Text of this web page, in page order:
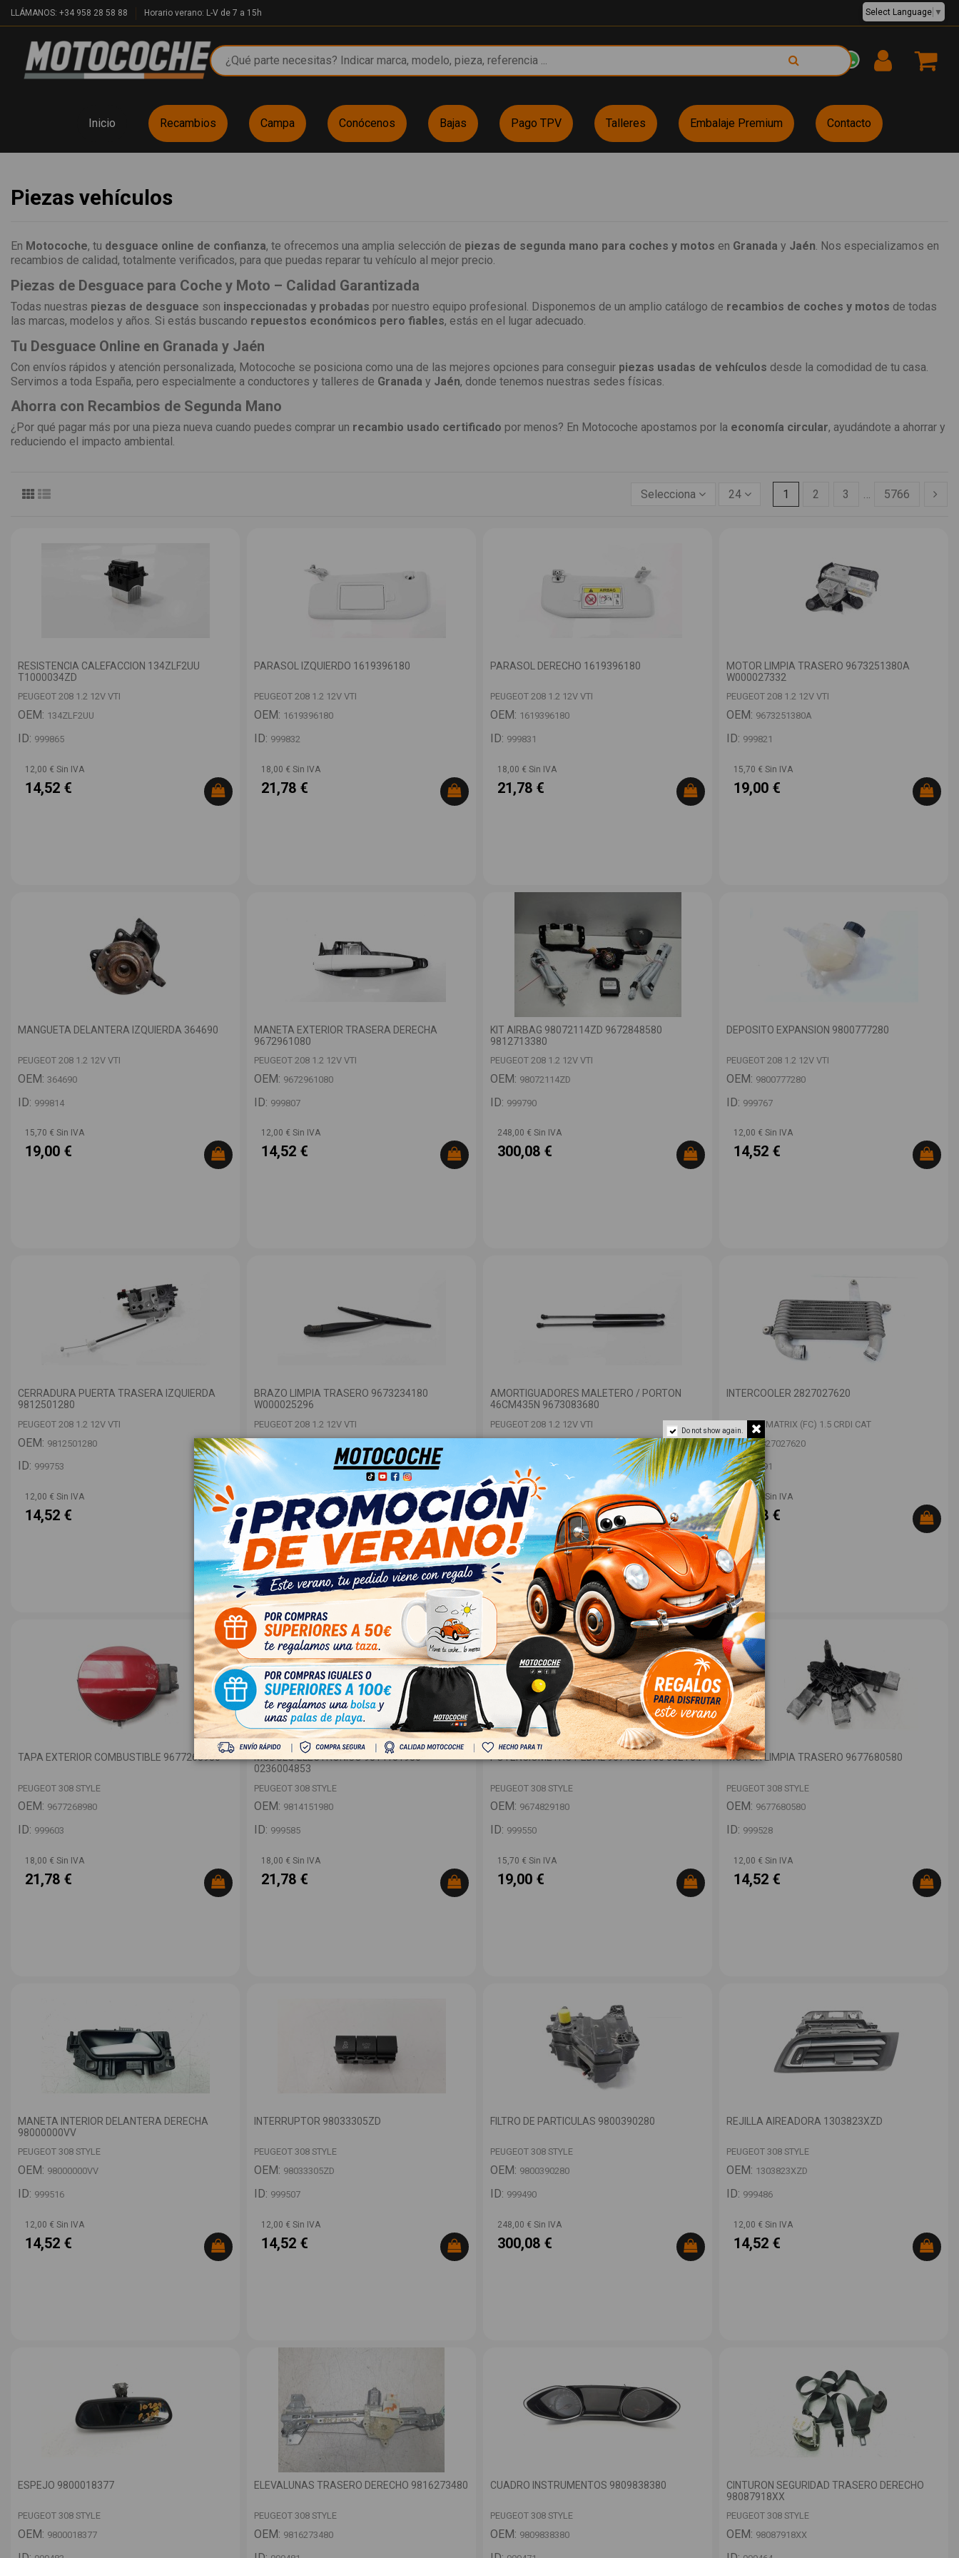
LLÁMANOS: +34 958 28 58 88 Horario verano: L-V de 7 a 15h EUR €
Select Language ▼
Inicio Recambios Campa Conócenos Bajas Pago TPV Talleres Embalaje Premium Contacto
Piezas vehículos
En Motocoche, tu desguace online de confianza, te ofrecemos una amplia selección de piezas de segunda mano para coches y motos en Granada y Jaén. Nos especializamos en
recambios de calidad, totalmente verificados, para que puedas reparar tu vehículo al mejor precio.
Piezas de Desguace para Coche y Moto – Calidad Garantizada
Todas nuestras piezas de desguace son inspeccionadas y probadas por nuestro equipo profesional. Disponemos de un amplio catálogo de recambios de coches y motos de todas
las marcas, modelos y años. Si estás buscando repuestos económicos pero fiables, estás en el lugar adecuado.
Tu Desguace Online en Granada y Jaén
Con envíos rápidos y atención personalizada, Motocoche se posiciona como una de las mejores opciones para conseguir piezas usadas de vehículos desde la comodidad de tu casa.
Servimos a toda España, pero especialmente a conductores y talleres de Granada y Jaén, donde tenemos nuestras sedes físicas.
Ahorra con Recambios de Segunda Mano
¿Por qué pagar más por una pieza nueva cuando puedes comprar un recambio usado certificado por menos? En Motocoche apostamos por la economía circular, ayudándote a ahorrar y
reduciendo el impacto ambiental.
Selecciona 24 1 2 3 5766
RESISTENCIA CALEFACCION 134ZLF2UU
T1000034ZD
PEUGEOT 208 1.2 12V VTI
OEM: 134ZLF2UU
ID: 999865
12,00 € Sin IVA
14,52 €
PARASOL IZQUIERDO 1619396180
PEUGEOT 208 1.2 12V VTI
OEM: 1619396180
ID: 999832
18,00 € Sin IVA
21,78 €
PARASOL DERECHO 1619396180
PEUGEOT 208 1.2 12V VTI
OEM: 1619396180
ID: 999831
18,00 € Sin IVA
21,78 €
MOTOR LIMPIA TRASERO 9673251380A
W000027332
PEUGEOT 208 1.2 12V VTI
OEM: 9673251380A
ID: 999821
15,70 € Sin IVA
19,00 €
MANGUETA DELANTERA IZQUIERDA 364690
PEUGEOT 208 1.2 12V VTI
OEM: 364690
ID: 999814
15,70 € Sin IVA
19,00 €
MANETA EXTERIOR TRASERA DERECHA
9672961080
PEUGEOT 208 1.2 12V VTI
OEM: 9672961080
ID: 999807
12,00 € Sin IVA
14,52 €
KIT AIRBAG 98072114ZD 9672848580
9812713380
PEUGEOT 208 1.2 12V VTI
OEM: 98072114ZD
ID: 999790
248,00 € Sin IVA
300,08 €
DEPOSITO EXPANSION 9800777280
PEUGEOT 208 1.2 12V VTI
OEM: 9800777280
ID: 999767
12,00 € Sin IVA
14,52 €
CERRADURA PUERTA TRASERA IZQUIERDA
9812501280
PEUGEOT 208 1.2 12V VTI
OEM: 9812501280
ID: 999753
12,00 € Sin IVA
14,52 €
BRAZO LIMPIA TRASERO 9673234180
W000025296
PEUGEOT 208 1.2 12V VTI
OEM:
ID: 999734
12,00 € Sin IVA
14,52 €
AMORTIGUADORES MALETERO / PORTON
46CM435N 9673083680
PEUGEOT 208 1.2 12V VTI
OEM:
999717
18,00 € Sin IVA
21,78 €
INTERCOOLER 2827027620
HYUNDAI MATRIX (FC) 1.5 CRDI CAT
OEM:2827027620
ID:999691
18,00 € Sin IVA
21,78 €
TAPA EXTERIOR COMBUSTIBLE 9677268980
PEUGEOT 308 STYLE
OEM: 9677268980
ID: 999603
18,00 € Sin IVA
21,78 €
MODULO ELECTRONICO 9814151980
0236004853
PEUGEOT 308 STYLE
OEM: 9814151980
ID: 999585
18,00 € Sin IVA
21,78 €
POTENCIOMETRO PEDAL 9674829180 86ET34
PEUGEOT 308 STYLE
OEM: 9674829180
ID: 999550
15,70 € Sin IVA
19,00 €
MOTOR LIMPIA TRASERO 9677680580
PEUGEOT 308 STYLE
OEM: 9677680580
ID: 999528
12,00 € Sin IVA
14,52 €
MANETA INTERIOR DELANTERA DERECHA
98000000VV
PEUGEOT 308 STYLE
OEM: 98000000VV
ID: 999516
12,00 € Sin IVA
14,52 €
INTERRUPTOR 98033305ZD
PEUGEOT 308 STYLE
OEM: 98033305ZD
ID: 999507
12,00 € Sin IVA
14,52 €
FILTRO DE PARTICULAS 9800390280
PEUGEOT 308 STYLE
OEM: 9800390280
ID: 999490
248,00 € Sin IVA
300,08 €
REJILLA AIREADORA 1303823XZD
PEUGEOT 308 STYLE
OEM: 1303823XZD
ID: 999486
12,00 € Sin IVA
14,52 €
ESPEJO 9800018377
PEUGEOT 308 STYLE
OEM: 9800018377
ELEVALUNAS TRASERO DERECHO 9816273480
PEUGEOT 308 STYLE
OEM: 9816273480
CUADRO INSTRUMENTOS 9809838380
PEUGEOT 308 STYLE
OEM: 9809838380
CINTURON SEGURIDAD TRASERO DERECHO
98087918XX
PEUGEOT 308 STYLE
OEM: 98087918XX
Do not show again.